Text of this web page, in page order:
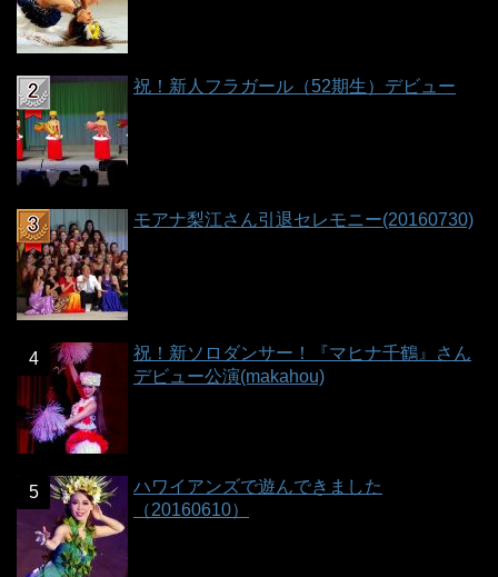
祝！新人フラガール（52期生）デビュー
モアナ梨江さん引退セレモニー(20160730)
祝！新ソロダンサー！『マヒナ千鶴』さん
デビュー公演(makahou)
ハワイアンズで遊んできました
（20160610）